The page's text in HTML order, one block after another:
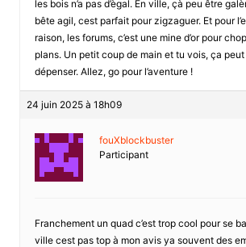
les bois n’a pas d’ègal. En ville, çà peu être
bête agil, cest parfait pour zigzaguer. Et pour
raison, les forums, c’est une mine d’or pour
plans. Un petit coup de main et tu vois, ça
dépenser. Allez, go pour l’aventure !
24 juin 2025 à 18h09
fouXblockbuster
Participant
Franchement un quad c’est trop cool pour se
ville cest pas top à mon avis ya souvent des